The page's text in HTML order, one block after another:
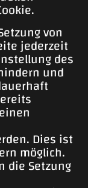
von
jederzeit
des
und
Dies ist
möglich.
die Setzung